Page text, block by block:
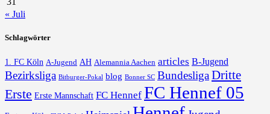
« Juli
Schlagwörter
1. FC Köln A-Jugend AH Alemannia Aachen articles B-Jugend
Bezirksliga Bitburger-Pokal blog Bonner SC BundesligaDritte
Erste Erste Mannschaft FC Hennef FC Hennef 05